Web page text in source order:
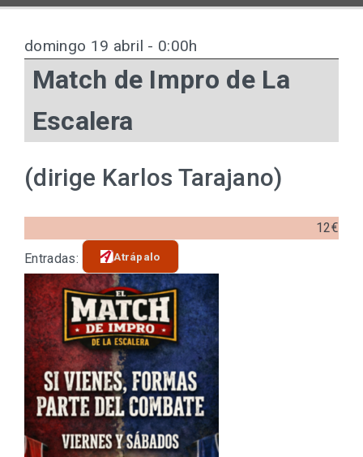
domingo 19 abril - 0:00h
Match de Impro de La
Escalera
(dirige Karlos Tarajano)
12€
Entradas:
Atrápalo